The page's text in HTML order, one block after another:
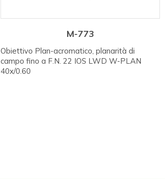
M-773
Obiettivo Plan-acromatico, planarità di
campo fino a F.N. 22 IOS LWD W-PLAN
40x/0.60